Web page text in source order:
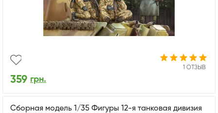
1 ОТЗЫВ
359 грн.
Сборная модель 1/35 Фигуры 12-я танковая дивизия